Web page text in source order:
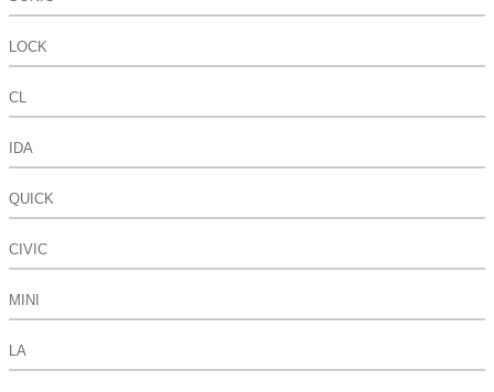
LOCK
CL
IDA
QUICK
CIVIC
MINI
LA